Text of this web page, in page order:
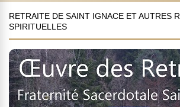
RETRAITE DE SAINT IGNACE ET AUTRES
SPIRITUELLES